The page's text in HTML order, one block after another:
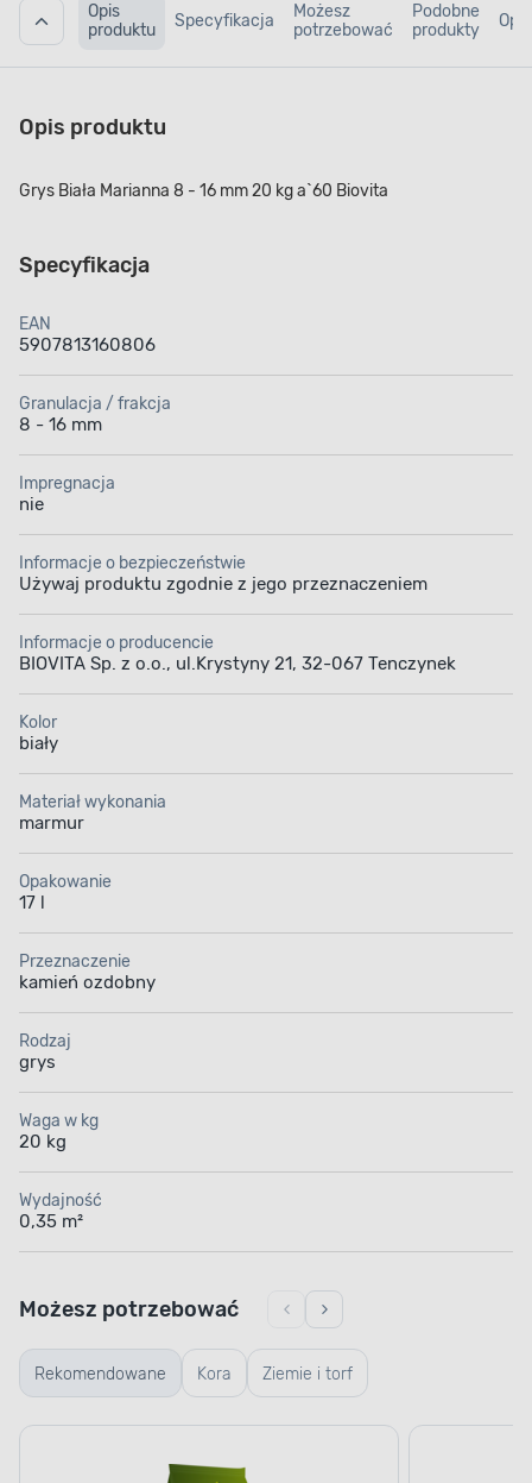
Opis
produktu
Specyfikacja
Możesz
potrzebować
Podobne
produkty
Opis produktu
Grys Biała Marianna 8 - 16 mm 20 kg a`60 Biovita
Specyfikacja
EAN
5907813160806
Granulacja / frakcja
8 - 16 mm
Impregnacja
nie
Informacje o bezpieczeństwie
Używaj produktu zgodnie z jego przeznaczeniem
Informacje o producencie
BIOVITA Sp. z o.o., ul.Krystyny 21, 32-067 Tenczynek
Kolor
biały
Materiał wykonania
marmur
Opakowanie
17 l
Przeznaczenie
kamień ozdobny
Rodzaj
grys
Waga w kg
20 kg
Wydajność
0,35 m²
Rekomendowane Kora Ziemie i torf
Możesz potrzebować